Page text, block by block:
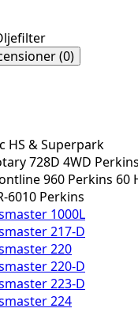
(0)
HS & Superpark
728D 4WD Perkins
960 Perkins 60
6010 Perkins
1000L
217-D
220
220-D
223-D
224